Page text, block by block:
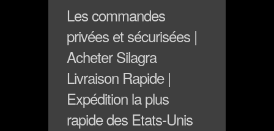
Les commandes
privées et sécurisées |
Acheter Silagra
Livraison Rapide |
Expédition la plus
rapide des Etats-Unis